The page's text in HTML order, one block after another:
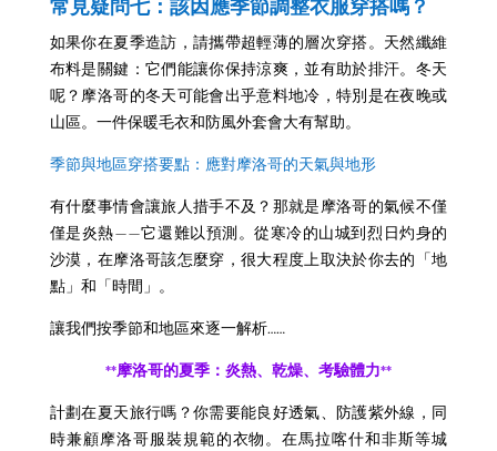
常見疑問七：該因應季節調整衣服穿搭嗎？
如果你在夏季造訪，請攜帶超輕薄的層次穿搭。天然纖維
布料是關鍵：它們能讓你保持涼爽，並有助於排汗。冬天
呢？摩洛哥的冬天可能會出乎意料地冷，特別是在夜晚或
山區。一件保暖毛衣和防風外套會大有幫助。
季節與地區穿搭要點：應對摩洛哥的天氣與地形
有什麼事情會讓旅人措手不及？那就是摩洛哥的氣候不僅
僅是炎熱——它還難以預測。從寒冷的山城到烈日灼身的
沙漠，在摩洛哥該怎麼穿，很大程度上取決於你去的「地
點」和「時間」。
讓我們按季節和地區來逐一解析……
**摩洛哥的夏季：炎熱、乾燥、考驗體力**
計劃在夏天旅行嗎？你需要能良好透氣、防護紫外線，同
時兼顧摩洛哥服裝規範的衣物。在馬拉喀什和非斯等城